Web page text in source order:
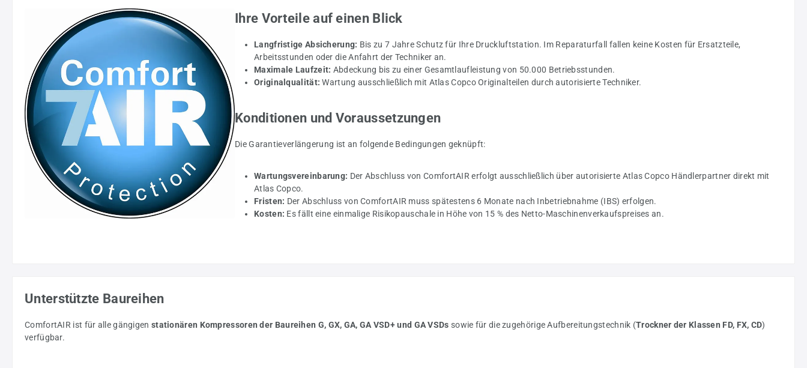
Ihre Vorteile auf einen Blick
Langfristige Absicherung: Bis zu 7 Jahre Schutz für Ihre Druckluftstation. Im Reparaturfall fallen keine Kosten für Ersatzteile,
Arbeitsstunden oder die Anfahrt der Techniker an.
Maximale Laufzeit: Abdeckung bis zu einer Gesamtlaufleistung von 50.000 Betriebsstunden.
Originalqualität: Wartung ausschließlich mit Atlas Copco Originalteilen durch autorisierte Techniker.
Konditionen und Voraussetzungen
Die Garantieverlängerung ist an folgende Bedingungen geknüpft:
Wartungsvereinbarung: Der Abschluss von ComfortAIR erfolgt ausschließlich über autorisierte Atlas Copco Händlerpartner direkt mit
Atlas Copco.
Fristen: Der Abschluss von ComfortAIR muss spätestens 6 Monate nach Inbetriebnahme (IBS) erfolgen.
Kosten: Es fällt eine einmalige Risikopauschale in Höhe von 15 % des Netto-Maschinenverkaufspreises an.
Unterstützte Baureihen
ComfortAIR ist für alle gängigen stationären Kompressoren der Baureihen G, GX, GA, GA VSD+ und GA VSDs sowie für die zugehörige Aufbereitungstechnik (Trockner der Klassen FD, FX, CD)
verfügbar.